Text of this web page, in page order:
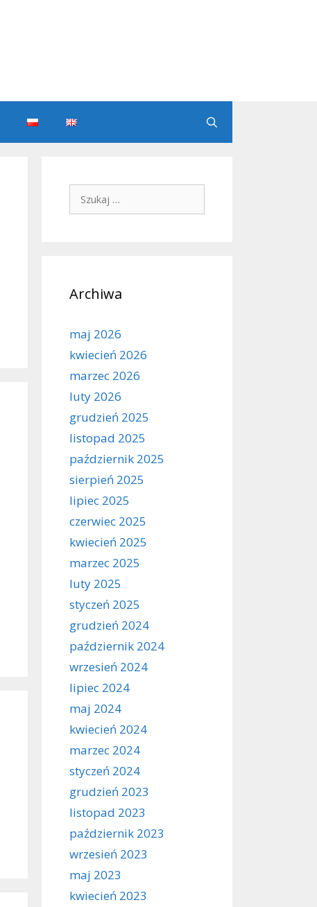
Szukaj:
Archiwa
maj 2026
kwiecień 2026
marzec 2026
luty 2026
grudzień 2025
listopad 2025
październik 2025
sierpień 2025
lipiec 2025
czerwiec 2025
kwiecień 2025
marzec 2025
luty 2025
styczeń 2025
grudzień 2024
październik 2024
wrzesień 2024
lipiec 2024
maj 2024
kwiecień 2024
marzec 2024
styczeń 2024
grudzień 2023
listopad 2023
październik 2023
wrzesień 2023
maj 2023
kwiecień 2023